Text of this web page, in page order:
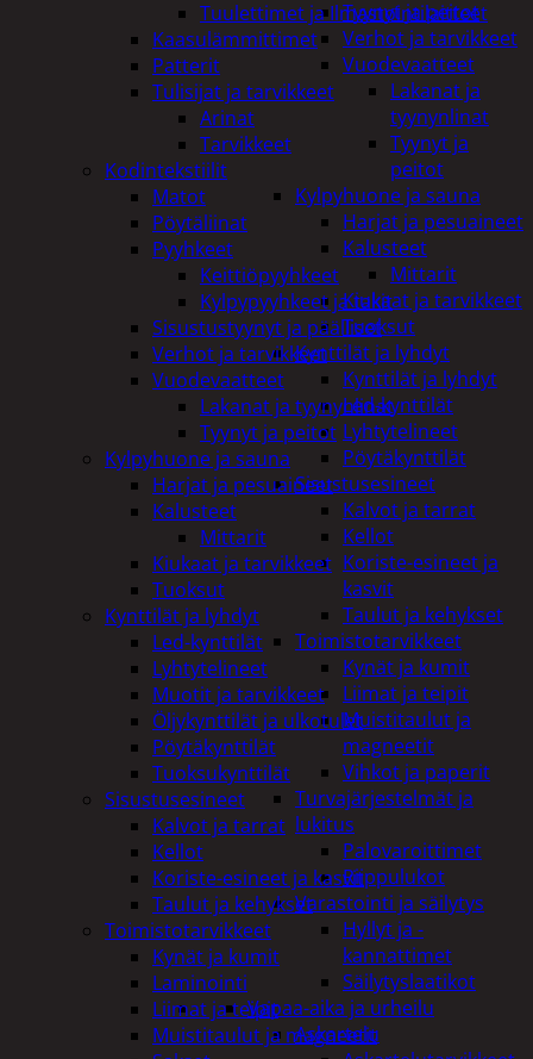
Tyynyt ja peitot
Verhot ja tarvikkeet
Vuodevaatteet
Lakanat ja
tyynynlinat
Tyynyt ja
peitot
Kylpyhuone ja sauna
Harjat ja pesuaineet
Kalusteet
Mittarit
Kiukaat ja tarvikkeet
Tuoksut
Kynttilät ja lyhdyt
Kynttilät ja lyhdyt
Led-kynttilät
Lyhtytelineet
Pöytäkynttilät
Sisustusesineet
Kalvot ja tarrat
Kellot
Koriste-esineet ja
kasvit
Taulut ja kehykset
Toimistotarvikkeet
Kynät ja kumit
Liimat ja teipit
Muistitaulut ja
magneetit
Vihkot ja paperit
Turvajärjestelmät ja
lukitus
Palovaroittimet
Riippulukot
Varastointi ja säilytys
Hyllyt ja -
kannattimet
Säilytyslaatikot
Vapaa-aika ja urheilu
Askartelu
Tuulettimet ja Ilmastointilaitteet
Kaasulämmittimet
Patterit
Tulisijat ja tarvikkeet
Arinat
Tarvikkeet
Kodintekstiilit
Matot
Pöytäliinat
Pyyhkeet
Keittiöpyyhkeet
Kylpypyyhkeet ja takit
Sisustustyynyt ja päälliset
Verhot ja tarvikkeet
Vuodevaatteet
Lakanat ja tyynynlinat
Tyynyt ja peitot
Kylpyhuone ja sauna
Harjat ja pesuaineet
Kalusteet
Mittarit
Kiukaat ja tarvikkeet
Tuoksut
Kynttilät ja lyhdyt
Led-kynttilät
Lyhtytelineet
Muotit ja tarvikkeet
Öljykynttilät ja ulkotulet
Pöytäkynttilät
Tuoksukynttilät
Sisustusesineet
Kalvot ja tarrat
Kellot
Koriste-esineet ja kasvit
Taulut ja kehykset
Toimistotarvikkeet
Kynät ja kumit
Laminointi
Liimat ja teipit
Muistitaulut ja magneetit